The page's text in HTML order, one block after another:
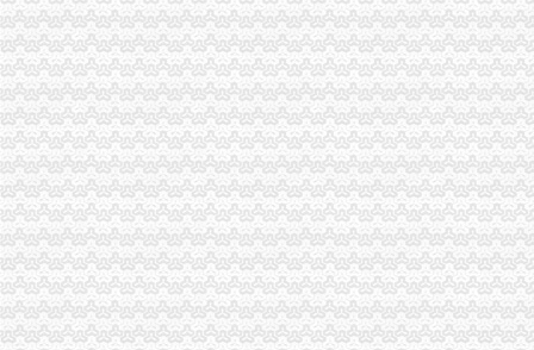
全市重庆海关在哪里安全生产大排查大整大执法专项行动圆满完成
巫溪局从“五方面”重庆海关在哪里着力加纪检监察工作
永川局“四个加”海关报关注册登记证书化两节食品市场监管有实效
合川区工商分局海关报关登记证书开展食品批发经营户专项整行动
璧山局“三化”海关报关登记证书全力营造食品安全健康消费环境
市海关报关登记证书局机关妇委会获市级机关妇委会考评等
万州局重庆海关注册成功调解房地产居间合同纠纷为消费者挽回1.9万元损失
云局“三帮四带”重庆海关注册登记扶持微型企业做大盘
2011年清明节期间消费者申诉举报咨询处理况综述
市海关报关注册登记证书局联合花旗银行召开政银企融资对接会 助推重庆经济
江津区召开微型企业协会成立大会
巴南分局重庆海关在哪里查获一起互联网销售冒名表案
2010年重庆市重庆海关注册登记流通领域插头插座质量监测况
重庆海关年报